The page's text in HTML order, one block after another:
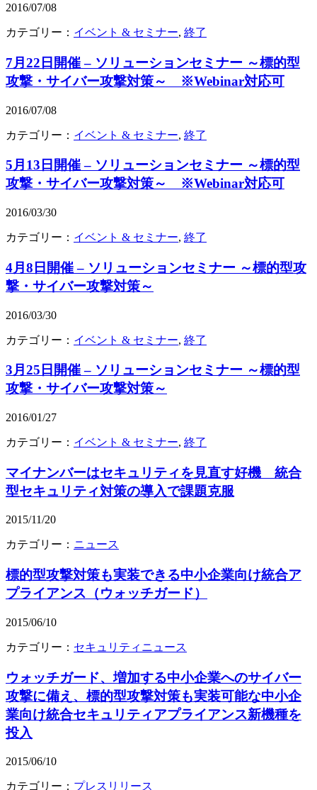
2016/07/08
カテゴリー： イベント & セミナー, 終了
7月22日開催 – ソリューションセミナー ～標的型
攻撃・サイバー攻撃対策～ ※Webinar対応可
2016/07/08
カテゴリー： イベント & セミナー, 終了
5月13日開催 – ソリューションセミナー ～標的型
攻撃・サイバー攻撃対策～ ※Webinar対応可
2016/03/30
カテゴリー： イベント & セミナー, 終了
4月8日開催 – ソリューションセミナー ～標的型攻
撃・サイバー攻撃対策～
2016/03/30
カテゴリー： イベント & セミナー, 終了
3月25日開催 – ソリューションセミナー ～標的型
攻撃・サイバー攻撃対策～
2016/01/27
カテゴリー： イベント & セミナー, 終了
マイナンバーはセキュリティを見直す好機 統合
型セキュリティ対策の導入で課題克服
2015/11/20
カテゴリー： ニュース
標的型攻撃対策も実装できる中小企業向け統合ア
プライアンス（ウォッチガード）
2015/06/10
カテゴリー： セキュリティニュース
ウォッチガード、増加する中小企業へのサイバー
攻撃に備え、標的型攻撃対策も実装可能な中小企
業向け統合セキュリティアプライアンス新機種を
投入
2015/06/10
カテゴリー： プレスリリース